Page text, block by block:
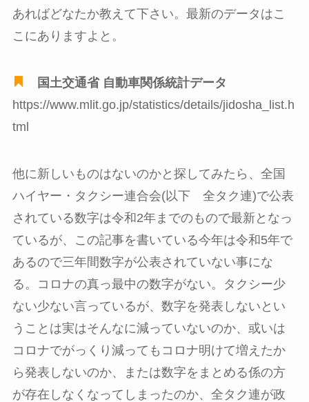
あればどなたか教えて下さい。最新のデータはこ
こにありますよと。
国土交通省 自動車関係統計データ
https://www.mlit.go.jp/statistics/details/jidosha_list.h
tml
他に新しいものはないのかと探してみたら、全国
ハイヤー・タクシー連合会(以下 全タク連)で公表
されている数字は令和2年までのもので最新となっ
ているが、この記事を書いている今年は令和5年で
あるので三年間数字が公表されていない事にな
る。コロナの真っ最中の数字がない。タクシー少
ない少ない言っているが、数字を発表しないとい
うことは実はそんなに減っていないのか、或いは
コロナでがっくり減ってもコロナ明けて増えたか
ら発表しないのか、または数字をまとめる係の方
が存在しなくなってしまったのか、全タク連が政